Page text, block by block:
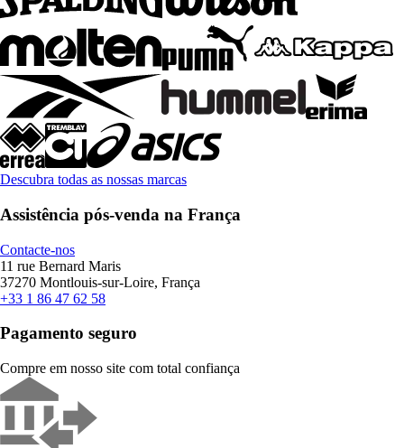
Descubra todas as nossas marcas
Assistência pós-venda na França
Contacte-nos
11 rue Bernard Maris
37270 Montlouis-sur-Loire, França
+33 1 86 47 62 58
Pagamento seguro
Compre em nosso site com total confiança